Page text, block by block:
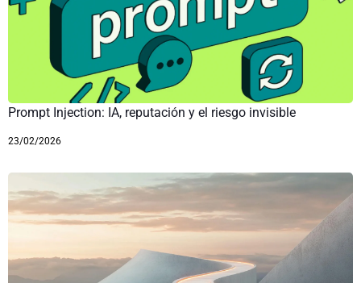
Prompt Injection: IA, reputación y el riesgo invisible
23/02/2026